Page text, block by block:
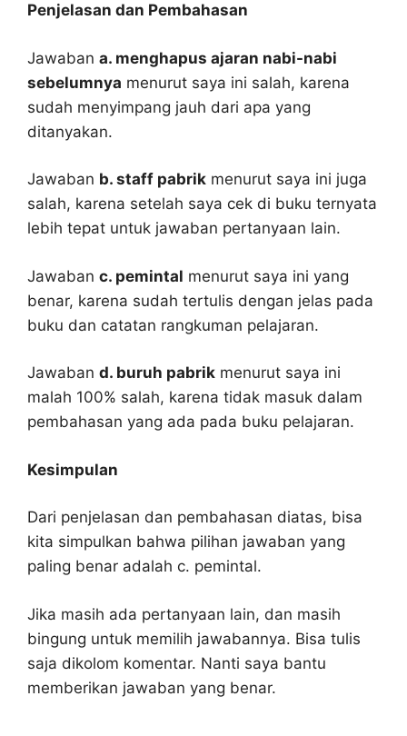
Penjelasan dan Pembahasan
Jawaban a. menghapus ajaran nabi-nabi
sebelumnya menurut saya ini salah, karena
sudah menyimpang jauh dari apa yang
ditanyakan.
Jawaban b. staff pabrik menurut saya ini juga
salah, karena setelah saya cek di buku ternyata
lebih tepat untuk jawaban pertanyaan lain.
Jawaban c. pemintal menurut saya ini yang
benar, karena sudah tertulis dengan jelas pada
buku dan catatan rangkuman pelajaran.
Jawaban d. buruh pabrik menurut saya ini
malah 100% salah, karena tidak masuk dalam
pembahasan yang ada pada buku pelajaran.
Kesimpulan
Dari penjelasan dan pembahasan diatas, bisa
kita simpulkan bahwa pilihan jawaban yang
paling benar adalah c. pemintal.
Jika masih ada pertanyaan lain, dan masih
bingung untuk memilih jawabannya. Bisa tulis
saja dikolom komentar. Nanti saya bantu
memberikan jawaban yang benar.